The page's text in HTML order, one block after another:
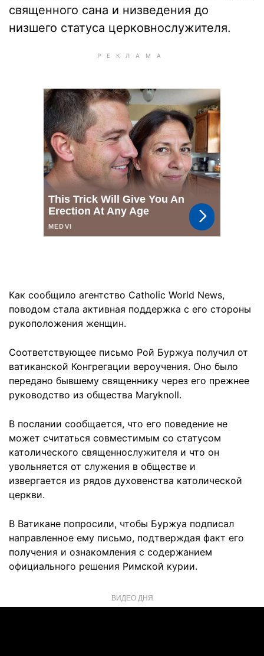
священного сана и низведения до
низшего статуса церковнослужителя.
Как сообщило агентство Catholic World News,
поводом стала активная поддержка с его стороны
рукоположения женщин.
Соответствующее письмо Рой Буржуа получил от
ватиканской Конгрегации вероучения. Оно было
передано бывшему священнику через его прежнее
руководство из общества Maryknoll.
В послании сообщается, что его поведение не
может считаться совместимым со статусом
католического священнослужителя и что он
увольняется от служения в обществе и
извергается из рядов духовенства католической
церкви.
В Ватикане попросили, чтобы Буржуа подписал
направленное ему письмо, подтверждая факт его
получения и ознакомления с содержанием
официального решения Римской курии.
ВИДЕО ДНЯ